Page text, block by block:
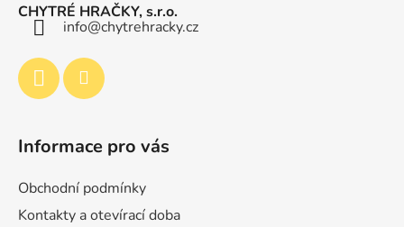
CHYTRÉ HRAČKY, s.r.o.
info@chytrehracky.cz
Informace pro vás
Obchodní podmínky
Kontakty a otevírací doba